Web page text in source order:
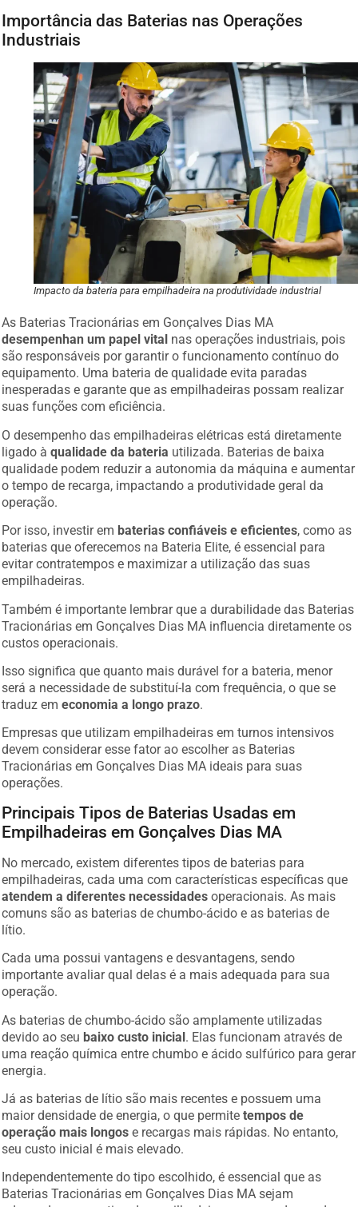
Importância das Baterias nas Operações
Industriais
Impacto da bateria para empilhadeira na produtividade industrial
As Baterias Tracionárias em Gonçalves Dias MA
desempenhan um papel vital nas operações industriais, pois
são responsáveis por garantir o funcionamento contínuo do
equipamento. Uma bateria de qualidade evita paradas
inesperadas e garante que as empilhadeiras possam realizar
suas funções com eficiência.
O desempenho das empilhadeiras elétricas está diretamente
ligado àqualidade da bateria utilizada. Baterias de baixa
qualidade podem reduzir a autonomia da máquina e aumentar
o tempo de recarga, impactando a produtividade geral da
operação.
Por isso, investir em baterias confiáveis e eficientes, como as
baterias que oferecemos na Bateria Elite, é essencial para
evitar contratempos e maximizar a utilização das suas
empilhadeiras.
Também é importante lembrar que a durabilidade das Baterias
Tracionárias em Gonçalves Dias MA influencia diretamente os
custos operacionais.
Isso significa que quanto mais durável for a bateria, menor
será a necessidade de substituí-la com frequência, o que se
traduz emeconomia a longo prazo.
Empresas que utilizam empilhadeiras em turnos intensivos
devem considerar esse fator ao escolher as Baterias
Tracionárias em Gonçalves Dias MA ideais para suas
operações.
Principais Tipos de Baterias Usadas em
Empilhadeiras em Gonçalves Dias MA
No mercado, existem diferentes tipos de baterias para
empilhadeiras, cada uma com características específicas que
atendem a diferentes necessidades operacionais. As mais
comuns são as baterias de chumbo-ácido e as baterias de
lítio.
Cada uma possui vantagens e desvantagens, sendo
importante avaliar qual delas é a mais adequada para sua
operação.
As baterias de chumbo-ácido são amplamente utilizadas
devido ao seu baixo custo inicial. Elas funcionam através de
uma reação química entre chumbo e ácido sulfúrico para gerar
energia.
Já as baterias de lítio são mais recentes e possuem uma
maior densidade de energia, o que permitetempos de
operação mais longos e recargas mais rápidas. No entanto,
seu custo inicial é mais elevado.
Independentemente do tipo escolhido, é essencial que as
Baterias Tracionárias em Gonçalves Dias MA sejam